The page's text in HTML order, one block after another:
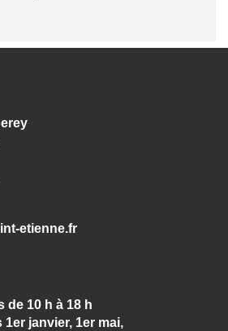
etienne.fr
de 10 h à 18 h
1er janvier, 1er mai,